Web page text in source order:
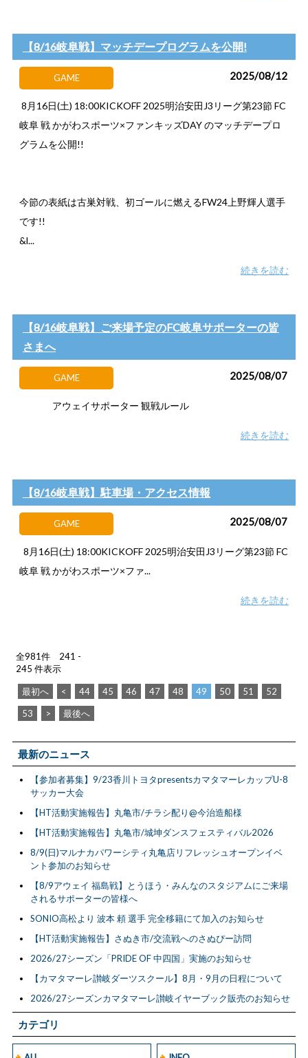
カテゴリ
【8/16岐阜戦】マッチデープログラムを公開!
GAME 2025/08/12
8月16日(土) 18:00KICKOFF 2025明治安田J3リーグ第23節 FC
岐阜 戦 かがわスポーツ×ファンキッズDAY のマッチデープロ
グラムを公開!!
今節の表紙は古巣対戦、初ゴールに燃えるFW24上野輝人選手
です!!
&l...
続きを読む
【8/16岐阜戦】ご来場予定のFC岐阜サポーターの皆
さまへ
GAME 2025/08/07
アウェイサポーター 観戦ルール
続きを読む
【8/16岐阜戦】駐車場・アクセス情報
GAME 2025/08/07
8月16日(土) 18:00KICKOFF 2025明治安田J3リーグ第23節 FC
岐阜 戦 かがわスポーツ×ファ...
続きを読む
全981件 241 -
245 件表示
最初へ < 44 45 46 47 48 49 50 51
52
53
> 最後へ
最新のニュース
【参加者募集】9/23香川トヨタpresentsカマタマーレカップU-8
サッカー大会
【HT活動実施報告】丸亀市/チラシ配り@今治造船様
【HT活動実施報告】丸亀市/城坤ダンスフェスティバル2026
8/9(日)マルナカパワーシティ丸亀店リフレッシュオープンイベ
ント参加のお知らせ
【8/9アウェイ 福島戦】とうほう・みんなのスタジアムにご来場
されるサポーターの皆様へ
SONIO高松より 波本 頼 選手 完全移籍にて加入のお知らせ
【HT活動実施報告】さぬき市/交流戦へのさぬぴー訪問
2026/27シーズン「PRIDE OF 中四国」実施のお知らせ
【カマタマーレ讃岐ダーツスクール】8月・9月の日程について
2026/27シーズンカマタマーレ讃岐イヤーブック販売のお知らせ